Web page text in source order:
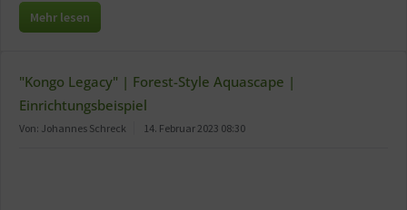
Mehr lesen
"Kongo Legacy" | Forest-Style Aquascape |
Einrichtungsbeispiel
Von: Johannes Schreck 14. Februar 2023 08:30